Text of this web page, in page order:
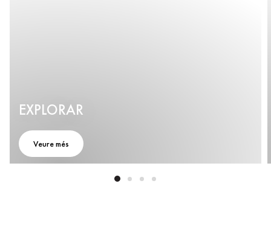
EXPLORAR
Veure més